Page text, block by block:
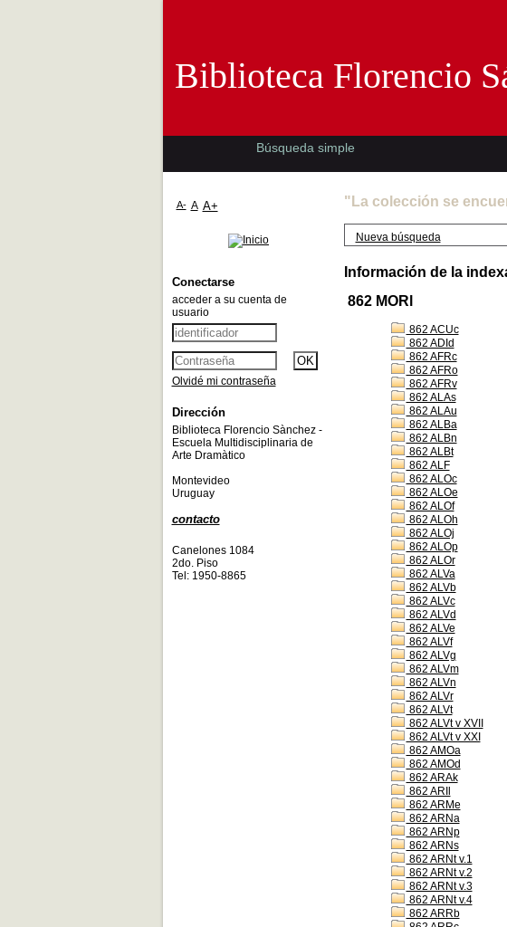
"La colección se
Nueva búsqueda
Información de la
862 MORl
862 ACUc
862 ADId
862 AFRc
862 AFRo
862 AFRv
862 ALAs
862 ALAu
862 ALBa
862 ALBn
862 ALBt
862 ALF
862 ALOc
862 ALOe
862 ALOf
862 ALOh
862 ALOj
862 ALOp
862 ALOr
862 ALVa
862 ALVb
862 ALVc
862 ALVd
862 ALVe
862 ALVf
862 ALVg
862 ALVm
862 ALVn
862 ALVr
862 ALVt
862 ALVt v XVII
862 ALVt v XXI
862 AMOa
862 AMOd
862 ARAk
862 ARIl
862 ARMe
862 ARNa
862 ARNp
862 ARNs
862 ARNt v.1
862 ARNt v.2
862 ARNt v.3
862 ARNt v.4
862 ARRb
Biblioteca Florencio
Búsqueda simple
A- A A+
Conectarse
acceder a su cuenta de
usuario
Olvidé mi contraseña
Dirección
Biblioteca Florencio Sànchez -
Escuela Multidisciplinaria de
Arte Dramàtico
Montevideo
Uruguay
contacto
Canelones 1084
2do. Piso
Tel: 1950-8865